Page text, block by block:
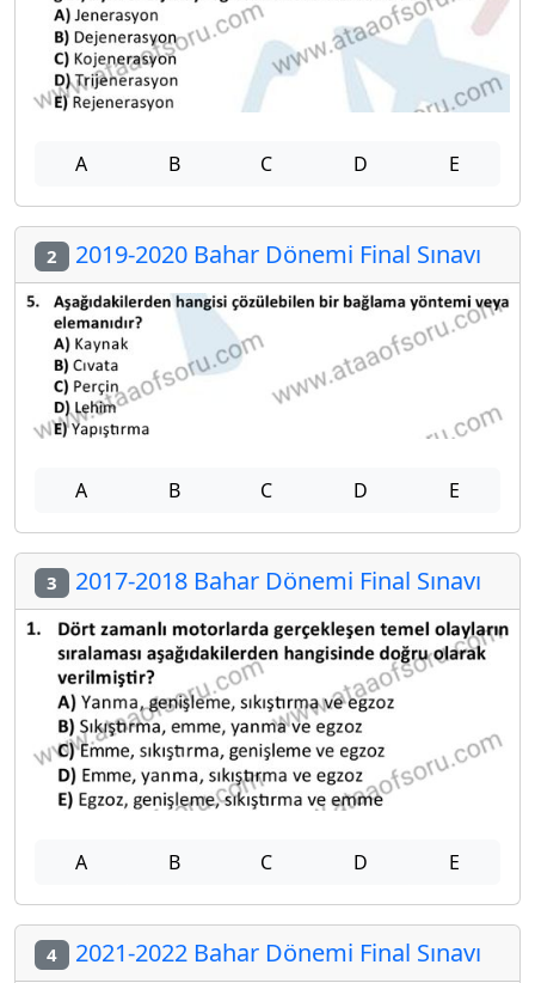
A B C D E
2 2019-2020 Bahar Dönemi Final Sınavı
A B C D E
3 2017-2018 Bahar Dönemi Final Sınavı
A B C D E
4 2021-2022 Bahar Dönemi Final Sınavı